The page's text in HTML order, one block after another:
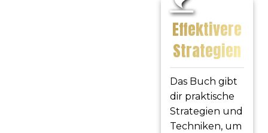
Effektivere
Strategien
Das Buch gibt
dir praktische
Strategien und
Techniken, um